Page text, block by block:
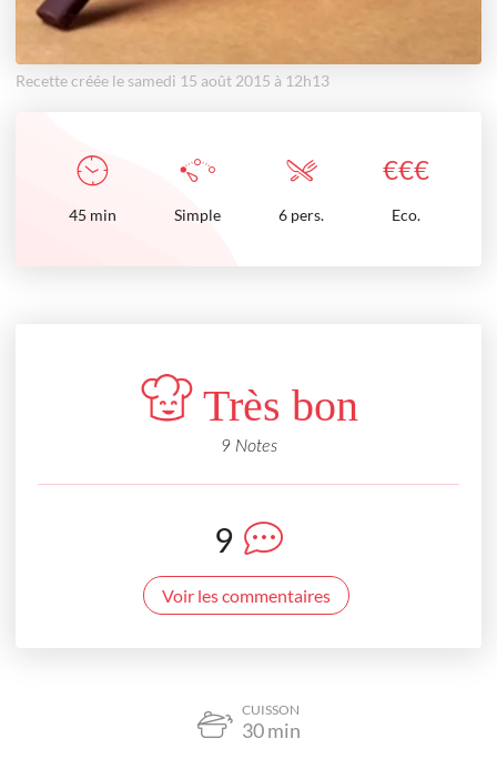
Recette créée le samedi 15 août 2015 à 12h13
€€€
45 min Simple 6 pers. Eco.
Très bon
9 Notes
9
Voir les commentaires
CUISSON
30min